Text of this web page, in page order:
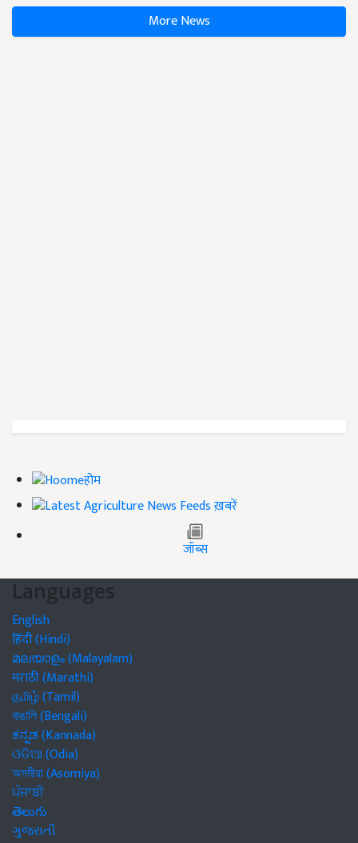
More News
होम
ख़बरें
जॉब्स
Languages
English
हिंदी (Hindi)
മലയാളം (Malayalam)
मराठी (Marathi)
தமிழ் (Tamil)
বাঙালি (Bengali)
ಕನ್ನಡ (Kannada)
ଓଡିଆ (Odia)
অসমীয়া (Asomiya)
ਪੰਜਾਬੀ
తెలుగు
ગુજરાતી